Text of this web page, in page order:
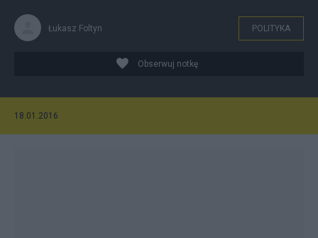
Łukasz Foltyn POLITYKA
Obserwuj notkę
18.01.2016